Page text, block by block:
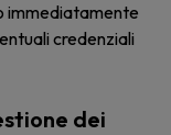
immediatamente
credenziali
dei